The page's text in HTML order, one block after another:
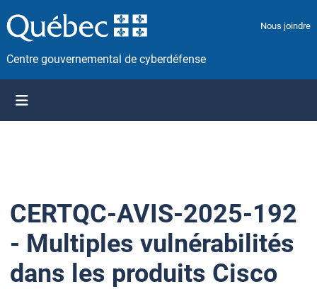
a
s
e
u
Nous joindre
Centre gouvernemental de cyberdéfense
CERTQC-AVIS-2025-192
- Multiples vulnérabilités
dans les produits Cisco